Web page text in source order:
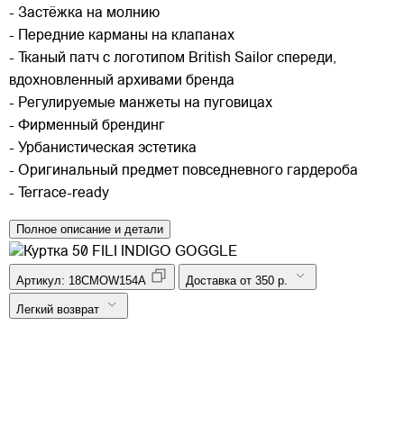
- Застёжка на молнию
- Передние карманы на клапанах
- Тканый патч с логотипом British Sailor спереди,
вдохновленный архивами бренда
- Регулируемые манжеты на пуговицах
- Фирменный брендинг
- Урбанистическая эстетика
- Оригинальный предмет повседневного гардероба
- Terrace-ready
Полное описание и детали
Артикул: 18CMOW154A Доставка от 350 р.
Легкий возврат